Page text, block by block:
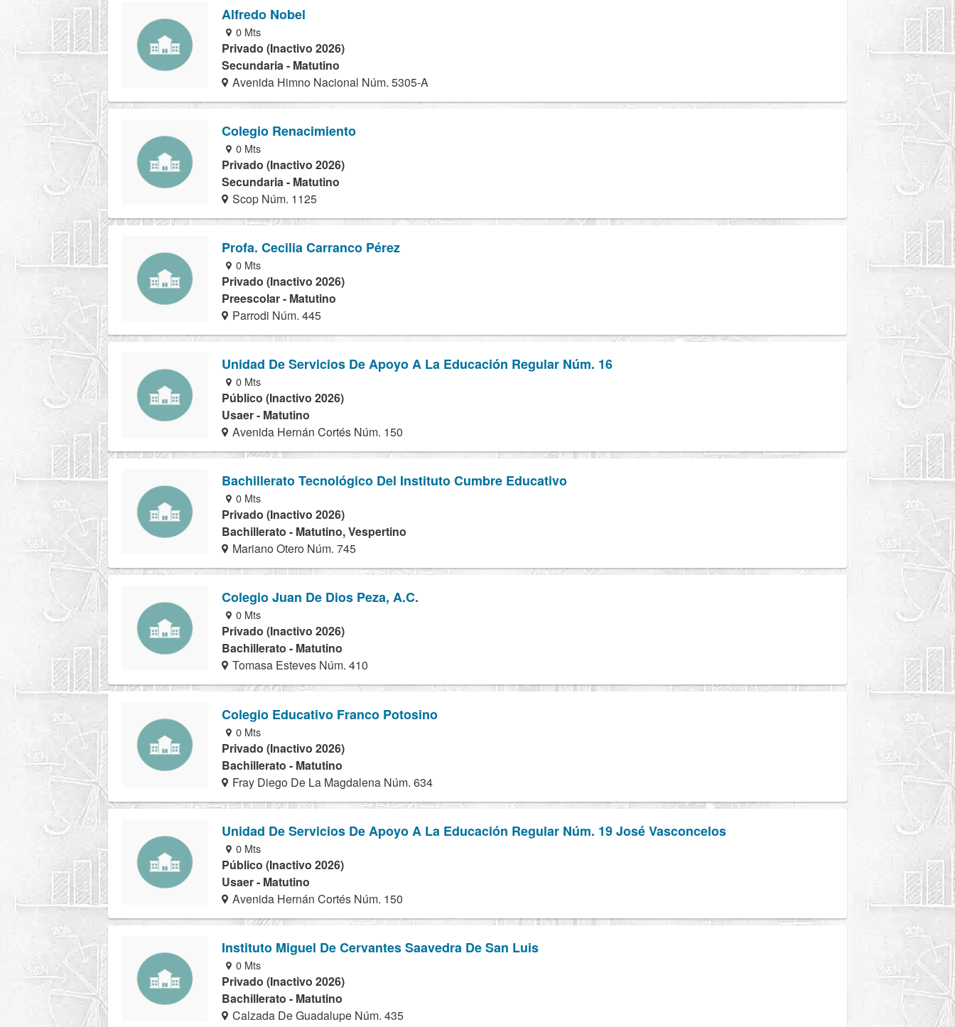
Alfredo Nobel
0 Mts
Privado (Inactivo 2026)
Secundaria - Matutino
Avenida Himno Nacional Núm. 5305-A
Colegio Renacimiento
0 Mts
Privado (Inactivo 2026)
Secundaria - Matutino
Scop Núm. 1125
Profa. Cecilia Carranco Pérez
0 Mts
Privado (Inactivo 2026)
Preescolar - Matutino
Parrodi Núm. 445
Unidad De Servicios De Apoyo A La Educación Regular Núm. 16
0 Mts
Público (Inactivo 2026)
Usaer - Matutino
Avenida Hernán Cortés Núm. 150
Bachillerato Tecnológico Del Instituto Cumbre Educativo
0 Mts
Privado (Inactivo 2026)
Bachillerato - Matutino, Vespertino
Mariano Otero Núm. 745
Colegio Juan De Dios Peza, A.C.
0 Mts
Privado (Inactivo 2026)
Bachillerato - Matutino
Tomasa Esteves Núm. 410
Colegio Educativo Franco Potosino
0 Mts
Privado (Inactivo 2026)
Bachillerato - Matutino
Fray Diego De La Magdalena Núm. 634
Unidad De Servicios De Apoyo A La Educación Regular Núm. 19 José Vasconcelos
0 Mts
Público (Inactivo 2026)
Usaer - Matutino
Avenida Hernán Cortés Núm. 150
Instituto Miguel De Cervantes Saavedra De San Luis
0 Mts
Privado (Inactivo 2026)
Bachillerato - Matutino
Calzada De Guadalupe Núm. 435